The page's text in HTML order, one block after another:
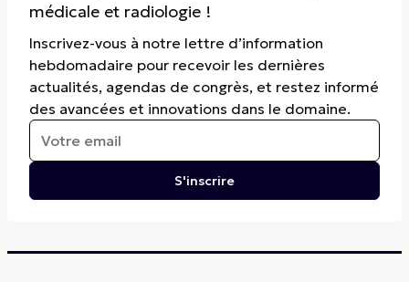
médicale et radiologie !
Inscrivez-vous à notre lettre d’information
hebdomadaire pour recevoir les dernières
actualités, agendas de congrès, et restez informé
des avancées et innovations dans le domaine.
S'inscrire